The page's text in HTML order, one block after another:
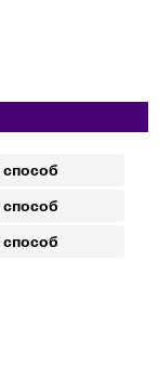
способ
способ
способ